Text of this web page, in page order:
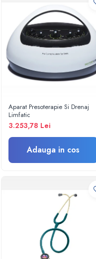
Criocautere
Consumabile medicale si
cutii medicamente
Hartie
Accesorii pentru perfuzie
Filtre antibacteriene si antivirale
Garouri
Ochelari de protectie
Gel ECO
Cabluri EKG (10 fire)
Aparat Presoterapie Si Drenaj
Limfatic
3.253,78 Lei
Adauga in cos